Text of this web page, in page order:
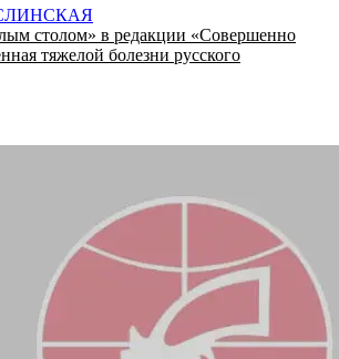
столом» в редакции «Совершенно
тяжелой болезни русского